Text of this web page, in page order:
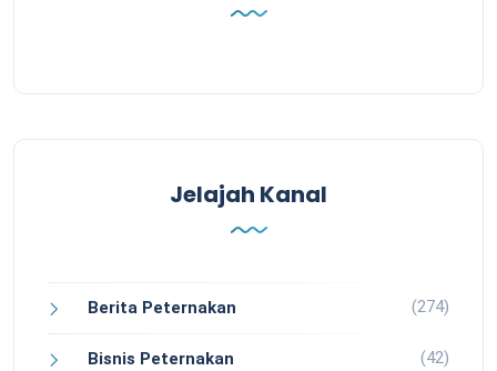
Jelajah Kanal
Berita Peternakan (274)
Bisnis Peternakan (42)